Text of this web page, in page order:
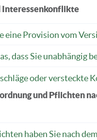
Interessenkonflikte
eine Provision vom
dass Sie unabhängig
oder versteckte
und Pflichten
haben Sie nach dem